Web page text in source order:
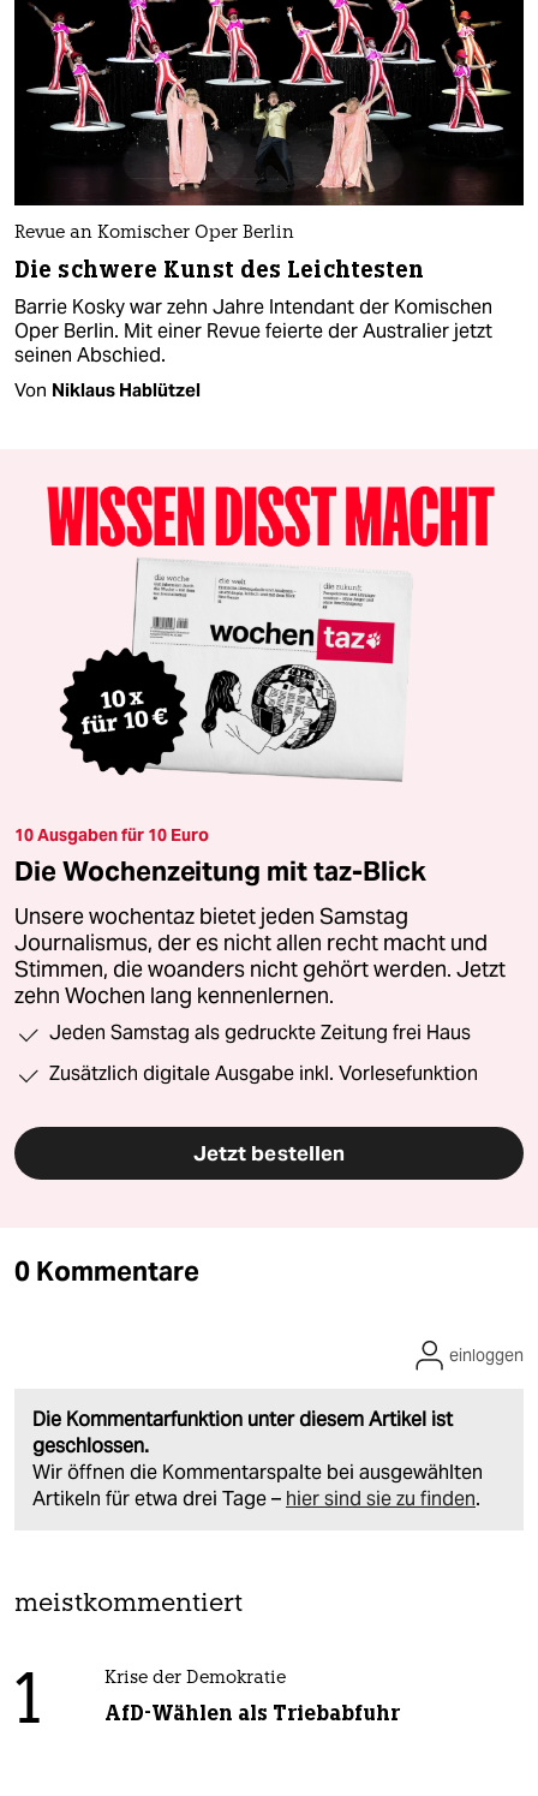
Revue an Komischer Oper Berlin
Die schwere Kunst des Leichtesten
Barrie Kosky war zehn Jahre Intendant der Komischen
Oper Berlin. Mit einer Revue feierte der Australier jetzt
seinen Abschied.
Von Niklaus Hablützel
10 Ausgaben für 10 Euro
Die Wochenzeitung mit taz-Blick
Unsere wochentaz bietet jeden Samstag
Journalismus, der es nicht allen recht macht und
Stimmen, die woanders nicht gehört werden. Jetzt
zehn Wochen lang kennenlernen.
Jeden Samstag als gedruckte Zeitung frei Haus
Zusätzlich digitale Ausgabe inkl. Vorlesefunktion
Jetzt bestellen
0 Kommentare
Die Kommentarfunktion unter diesem Artikel ist
geschlossen.
Wir öffnen die Kommentarspalte bei ausgewählten
Artikeln für etwa drei Tage – hier sind sie zu finden.
einloggen
meistkommentiert
1 Krise der Demokratie
AfD-Wählen als Triebabfuhr